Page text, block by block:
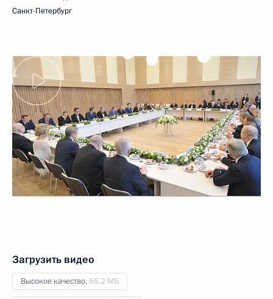
Санкт-Петербург
Загрузить видео
Высокое качество,65.2 МБ